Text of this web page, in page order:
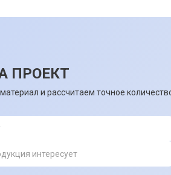
ПРОЕКТ
и рассчитаем точное